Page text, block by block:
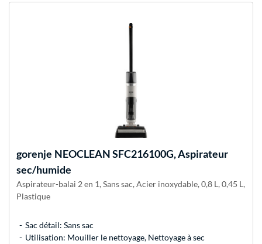
gorenje NEOCLEAN SFC216100G, Aspirateur
sec/humide
Aspirateur-balai 2 en 1, Sans sac, Acier inoxydable, 0,8 L, 0,45 L,
Plastique
Sac détail: Sans sac
Utilisation: Mouiller le nettoyage, Nettoyage à sec